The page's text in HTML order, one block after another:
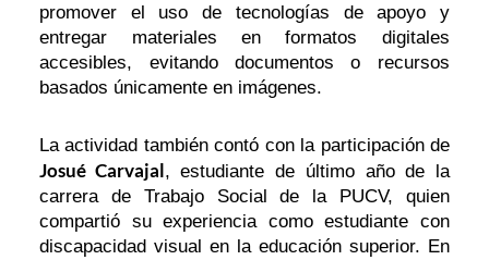
promover el uso de tecnologías de apoyo y
entregar materiales en formatos digitales
accesibles, evitando documentos o recursos
basados únicamente en imágenes.
La actividad también contó con la participación de
Josué Carvajal, estudiante de último año de la
carrera de Trabajo Social de la PUCV, quien
compartió su experiencia como estudiante con
discapacidad visual en la educación superior. En